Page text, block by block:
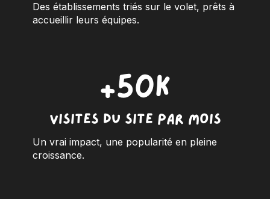
Des établissements triés sur le volet, prêts à
accueillir leurs équipes.
+50K
visites du site par mois
Un vrai impact, une popularité en pleine
croissance.